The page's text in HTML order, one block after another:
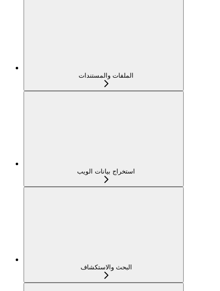
الملفات والمستندات
استخراج بيانات الويب
البحث والاستكشاف